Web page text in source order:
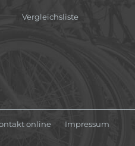
Vergleichsliste
online Impressum